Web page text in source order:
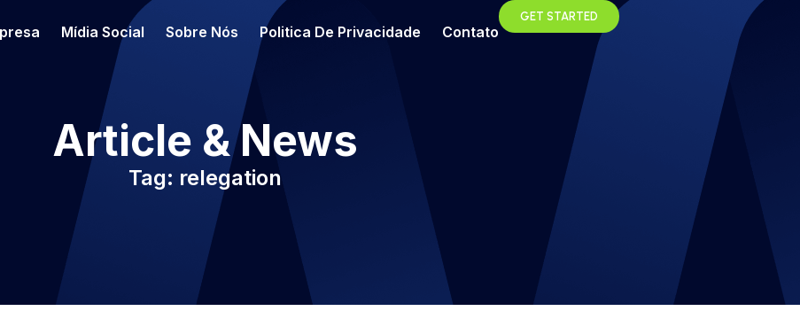
Mídia Social Sobre Nós Politica De Privacidade Contato
GET STARTED
Article & News
Tag: relegation